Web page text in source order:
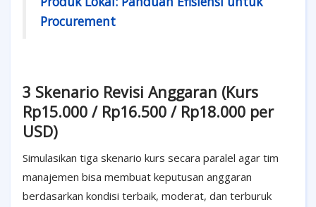
Procurement
3 Skenario Revisi Anggaran (Kurs
Rp15.000 / Rp16.500 / Rp18.000 per
USD)
Simulasikan tiga skenario kurs secara paralel agar tim
manajemen bisa membuat keputusan anggaran
berdasarkan kondisi terbaik, moderat, dan terburuk